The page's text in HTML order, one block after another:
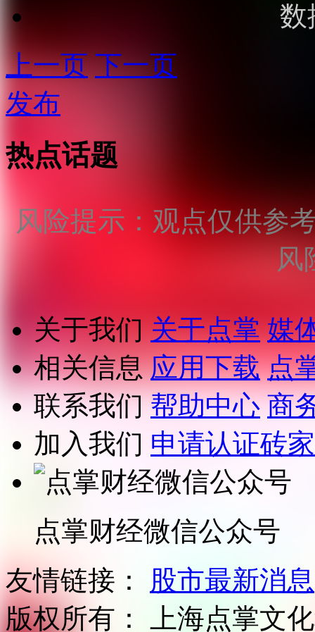
数
上一页 下一页
发布
热点话题
风险提示：观点仅供参
风
关于我们 关于点掌 媒
相关信息 应用下载 点
联系我们 帮助中心 商
加入我们 申请认证砖家
点掌财经微信公众号
友情链接：
股市最新消息
版权所有：
上海点掌文